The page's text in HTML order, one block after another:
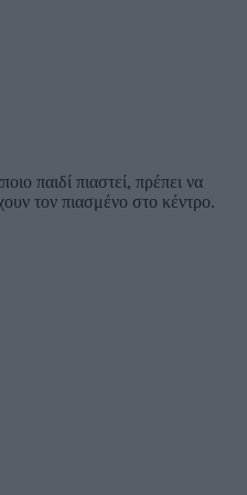
παιδί πιαστεί, πρέπει να
τον πιασμένο στο κέντρο.